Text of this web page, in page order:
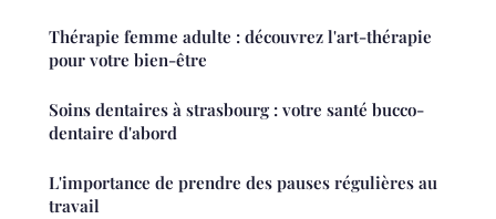
Thérapie femme adulte : découvrez l'art-thérapie
pour votre bien-être
Soins dentaires à strasbourg : votre santé bucco-
dentaire d'abord
L'importance de prendre des pauses régulières au
travail